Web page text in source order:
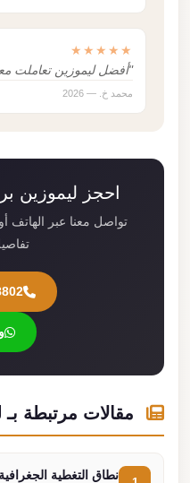
★★★★★
"أفضل ليموزين تعاملت
محمد خ. — 2026
احجز ليموزين
تواصل معنا عبر الهاتف أو
مقالات مرتبطة بـ
نطاق التغطية